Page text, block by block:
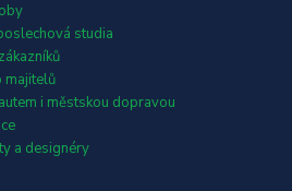
studia
majitelů
i městskou dopravou
a designéry